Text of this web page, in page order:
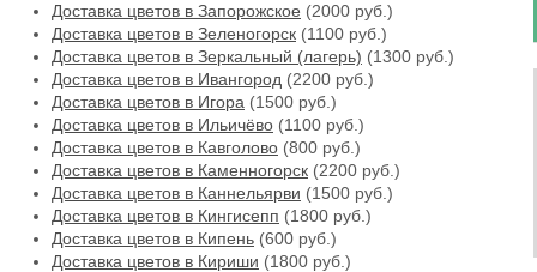
Доставка цветов в Запорожское (2000 руб.)
Доставка цветов в Зеленогорск (1100 руб.)
Доставка цветов в Зеркальный (лагерь) (1300 руб.)
Доставка цветов в Ивангород (2200 руб.)
Доставка цветов в Игора (1500 руб.)
Доставка цветов в Ильичёво (1100 руб.)
Доставка цветов в Кавголово (800 руб.)
Доставка цветов в Каменногорск (2200 руб.)
Доставка цветов в Каннельярви (1500 руб.)
Доставка цветов в Кингисепп (1800 руб.)
Доставка цветов в Кипень (600 руб.)
Доставка цветов в Кириши (1800 руб.)